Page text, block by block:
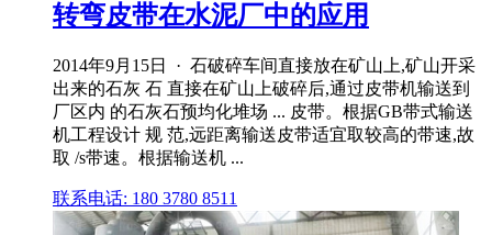
转弯皮带在水泥厂中的应用
2014年9月15日 · 石破碎车间直接放在矿山上,矿山开采
出来的石灰 石 直接在矿山上破碎后,通过皮带机输送到
厂区内 的石灰石预均化堆场 ... 皮带。根据GB带式输送
机工程设计 规 范,远距离输送皮带适宜取较高的带速,故
取 /s带速。根据输送机 ...
联系电话: 180 3780 8511